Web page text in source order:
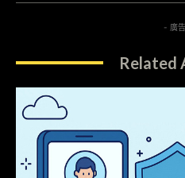
- 廣
Related